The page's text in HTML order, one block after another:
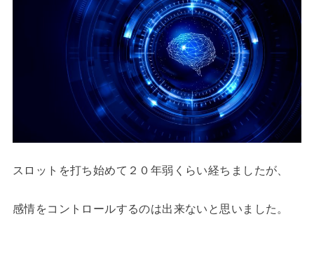
スロットを打ち始めて２０年弱くらい経ちましたが、
感情をコントロールするのは出来ないと思いました。